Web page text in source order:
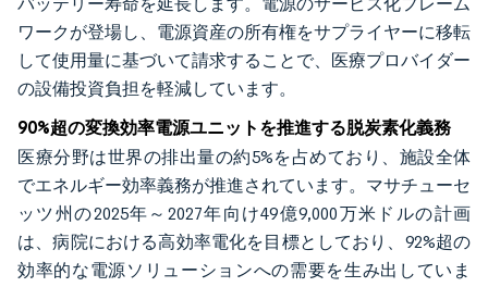
ワークが登場し、電源資産の所有権をサプライヤーに移転
して使用量に基づいて請求することで、医療プロバイダー
の設備投資負担を軽減しています。
90%超の変換効率電源ユニットを推進する脱炭素化義務
医療分野は世界の排出量の約5%を占めており、施設全体
でエネルギー効率義務が推進されています。マサチューセ
ッツ州の2025年～2027年向け49億9,000万米ドルの計画
は、病院における高効率電化を目標としており、92%超の
効率的な電源ソリューションへの需要を生み出していま